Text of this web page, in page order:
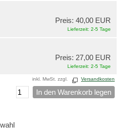
Preis: 40,00 EUR
Lieferzeit: 2-5 Tage
Preis: 27,00 EUR
Lieferzeit: 2-5 Tage
inkl. MwSt. zzgl. Versandkosten
In den Warenkorb legen